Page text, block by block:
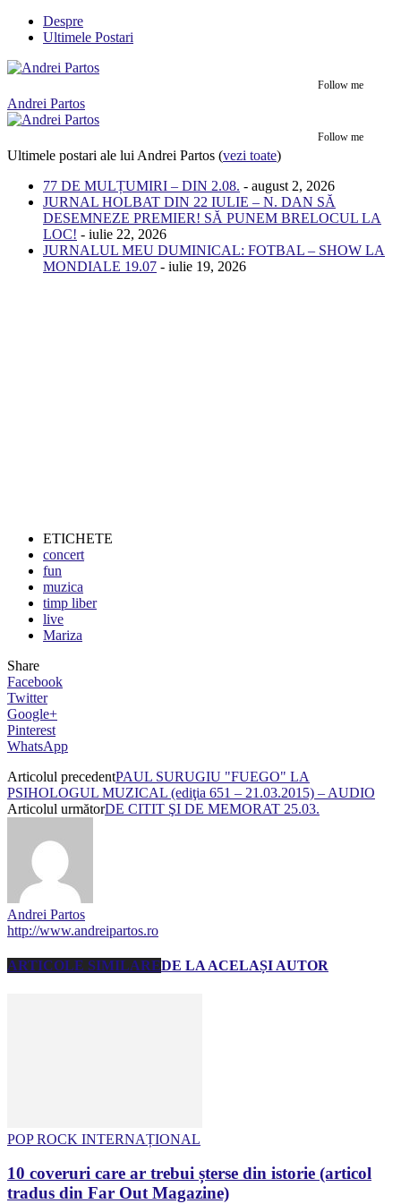
Despre
Ultimele Postari
Follow me
Andrei Partos
Follow me
Ultimele postari ale lui Andrei Partos (vezi toate)
77 DE MULȚUMIRI – DIN 2.08. - august 2, 2026
JURNAL HOLBAT DIN 22 IULIE – N. DAN SĂ
DESEMNEZE PREMIER! SĂ PUNEM BRELOCUL LA
LOC! - iulie 22, 2026
JURNALUL MEU DUMINICAL: FOTBAL – SHOW LA
MONDIALE 19.07 - iulie 19, 2026
ETICHETE
concert
fun
muzica
timp liber
live
Mariza
Share
Facebook
Twitter
Google+
Pinterest
WhatsApp
Articolul precedentPAUL SURUGIU "FUEGO" LA
PSIHOLOGUL MUZICAL (ediţia 651 – 21.03.2015) – AUDIO
Articolul următorDE CITIT ŞI DE MEMORAT 25.03.
Andrei Partos
http://www.andreipartos.ro
ARTICOLE SIMILAREDE LA ACELAȘI AUTOR
POP ROCK INTERNAȚIONAL
10 coveruri care ar trebui șterse din istorie (articol
tradus din Far Out Magazine)